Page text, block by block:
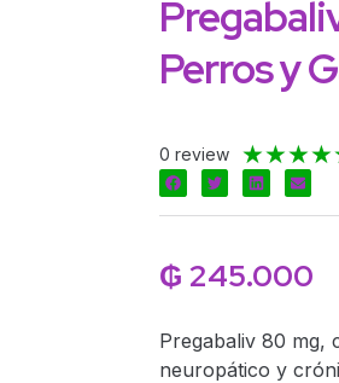
Perros y
0 review ★★★★
₲ 245.000
Pregabaliv 80 mg,
neuropático y